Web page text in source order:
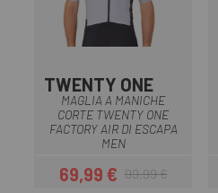
TWENTY ONE
MAGLIA A MANICHE
CORTE TWENTY ONE
FACTORY AIR DI ESCAPA
MEN
Prezzo
69,99 €Prezzo base
99,99 €